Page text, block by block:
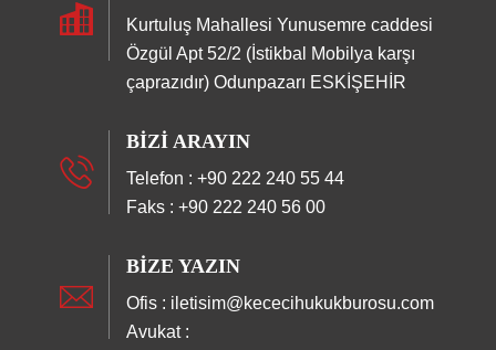
Kurtuluş Mahallesi Yunusemre caddesi
Özgül Apt 52/2 (İstikbal Mobilya karşı
çaprazıdır) Odunpazarı ESKİŞEHİR
BIZI ARAYIN
Telefon : +90 222 240 55 44
Faks : +90 222 240 56 00
BIZE YAZIN
Ofis : iletisim@kececihukukburosu.com
Avukat :